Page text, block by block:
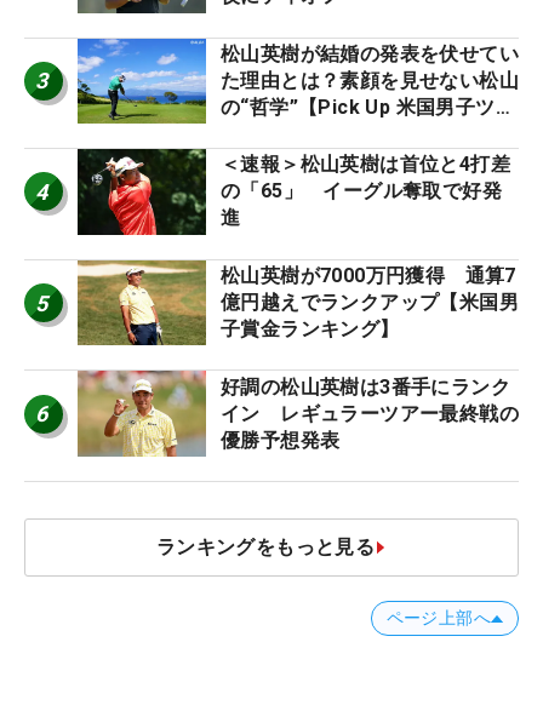
3
松山英樹が結婚の発表を伏せてい
た理由とは？素顔を見せない松山
の“哲学”【Pick Up 米国男子ツア
4
＜速報＞松山英樹は首位と4打差
の「65」 イーグル奪取で好発
進
5
松山英樹が7000万円獲得 通算7
億円越えでランクアップ【米国男
子賞金ランキング】
6
好調の松山英樹は3番手にランク
イン レギュラーツアー最終戦の
優勝予想発表
ランキングをもっと見る
ページ上部へ